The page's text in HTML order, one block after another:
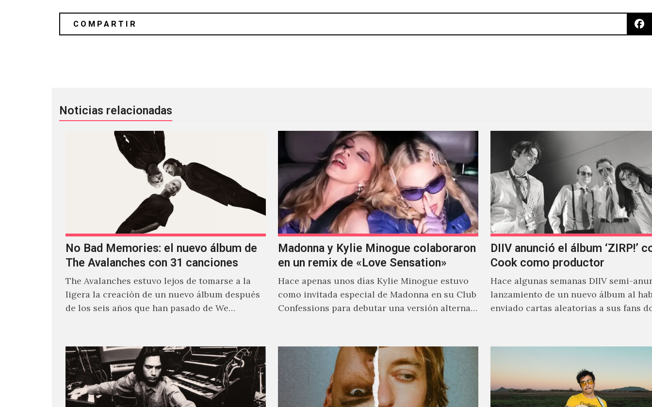
Noticias relacionadas
No Bad Memories: el nuevo álbum de
The Avalanches con 31 canciones
The Avalanches estuvo lejos de tomarse a la
ligera la creación de un nuevo álbum después
de los seis años que han pasado de We…
Madonna y Kylie Minogue colaboraron
en un remix de «Love Sensation»
Hace apenas unos días Kylie Minogue estuvo
como invitada especial de Madonna en su Club
Confessions para debutar una versión alterna
DIIV anunció el álbum ‘ZIRP!’
Cook como productor
Hace algunas semanas DIIV semi-
lanzamiento de un nuevo álbum al
enviado cartas aleatorias a sus fans